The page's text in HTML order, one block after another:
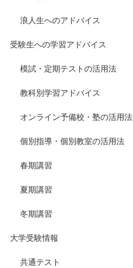
浪人生へのアドバイス
受験生への学習アドバイス
模試・定期テストの活用法
教科別学習アドバイス
オンライン予備校・塾の活用法
個別指導・個別教室の活用法
春期講習
夏期講習
冬期講習
大学受験情報
共通テスト